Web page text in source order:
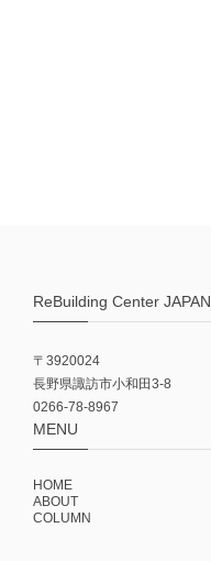
ReBuilding Center JAPAN
〒3920024
長野県諏訪市小和田3-8
0266-78-8967
MENU
HOME
ABOUT
COLUMN